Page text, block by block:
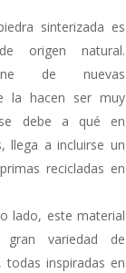
sinterizada es
origen natural.
de nuevas
la hacen ser muy
debe a qué en
llega a incluirse un
recicladas en
lado, este material
variedad de
inspiradas en